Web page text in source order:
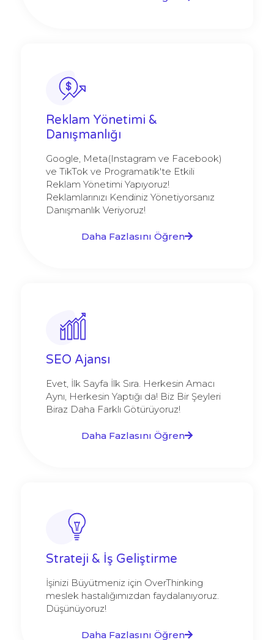
Reklam Yönetimi &
Danışmanlığı
Google, Meta(Instagram ve Facebook)
ve TikTok ve Programatik'te Etkili
Reklam Yönetimi Yapıyoruz!
Reklamlarınızı Kendiniz Yönetiyorsanız
Danışmanlık Veriyoruz!
Daha Fazlasını Öğren
SEO Ajansı
Evet, İlk Sayfa İlk Sıra. Herkesin Amacı
Aynı, Herkesin Yaptığı da! Biz Bir Şeyleri
Biraz Daha Farklı Götürüyoruz!
Daha Fazlasını Öğren
Strateji & İş Geliştirme
İşinizi Büyütmeniz için OverThinking
meslek hastalığımızdan faydalanıyoruz.
Düşünüyoruz!
Daha Fazlasını Öğren